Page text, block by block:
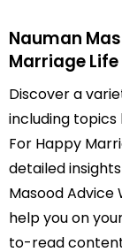
Nauman
Marriage Life
Discover a
including topics
For Happy
detailed
Masood Advice
help you on
to-read